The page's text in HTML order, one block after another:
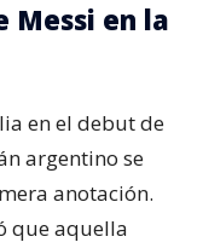
Messi en la
en el debut de
argentino se
anotación.
que aquella